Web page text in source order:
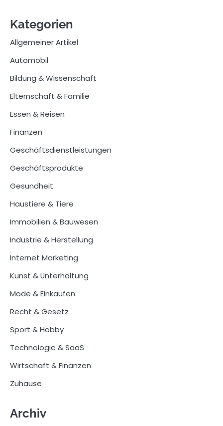
Kategorien
Allgemeiner Artikel
Automobil
Bildung & Wissenschaft
Elternschaft & Familie
Essen & Reisen
Finanzen
Geschäftsdienstleistungen
Geschäftsprodukte
Gesundheit
Haustiere & Tiere
Immobilien & Bauwesen
Industrie & Herstellung
Internet Marketing
Kunst & Unterhaltung
Mode & Einkaufen
Recht & Gesetz
Sport & Hobby
Technologie & SaaS
Wirtschaft & Finanzen
Zuhause
Archiv